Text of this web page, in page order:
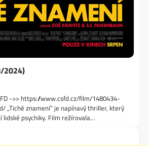
2024)
->> https://www.csfd.cz/film/1480434-
„Tiché znamení“ je napínavý thriller, který
psychiky. Film režírovala…